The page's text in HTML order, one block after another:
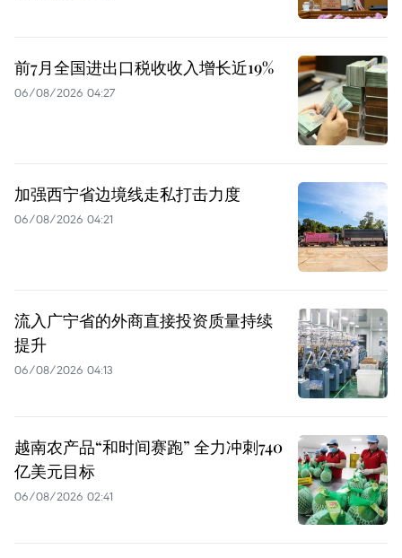
前7月全国进出口税收收入增长近19%
06/08/2026 04:27
加强西宁省边境线走私打击力度
06/08/2026 04:21
流入广宁省的外商直接投资质量持续
提升
06/08/2026 04:13
越南农产品“和时间赛跑” 全力冲刺740
亿美元目标
06/08/2026 02:41